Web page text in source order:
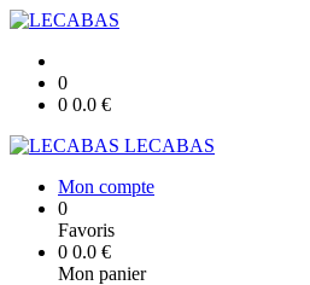
0
0 0.0 €
LECABAS
Mon compte
0
Favoris
0 0.0 €
Mon panier